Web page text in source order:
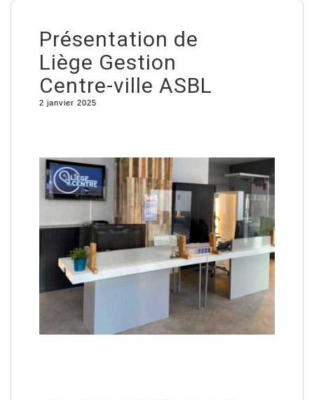
Présentation de
Liège Gestion
Centre-ville ASBL
2 janvier 2025